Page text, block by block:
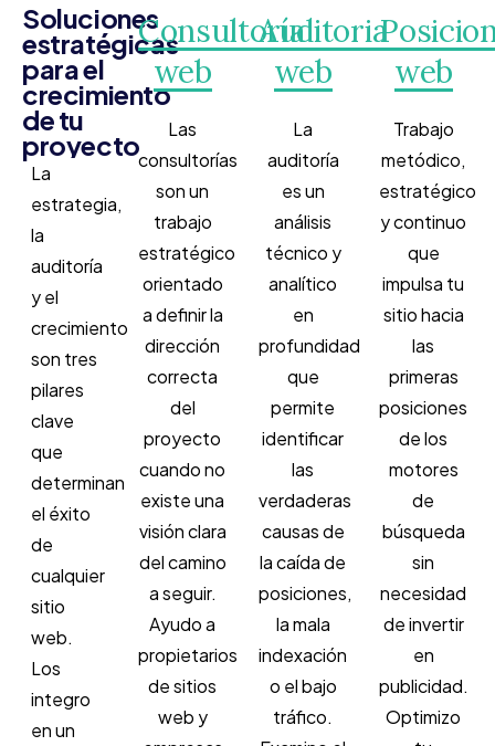
Soluciones
estratégicas
para el
crecimiento
de tu
proyecto
La
estrategia,
la
auditoría
y el
crecimiento
son tres
pilares
clave
que
determinan
el éxito
de
cualquier
sitio
web.
Los
integro
en un
Consultoría
web
Las
consultorías
son un
trabajo
estratégico
orientado
a definir la
dirección
correcta
del
proyecto
cuando no
existe una
visión clara
del camino
a seguir.
Ayudo a
propietarios
de sitios
web y
Auditoria
web
La
auditoría
es un
análisis
técnico y
analítico
en
profundidad
que
permite
identificar
las
verdaderas
causas de
la caída de
posiciones,
la mala
indexación
o el bajo
tráfico.
web
Trabajo
metódico,
estratégico
y continuo
que
impulsa tu
sitio hacia
las
primeras
posiciones
de los
motores
de
búsqueda
sin
necesidad
de invertir
en
publicidad.
Optimizo